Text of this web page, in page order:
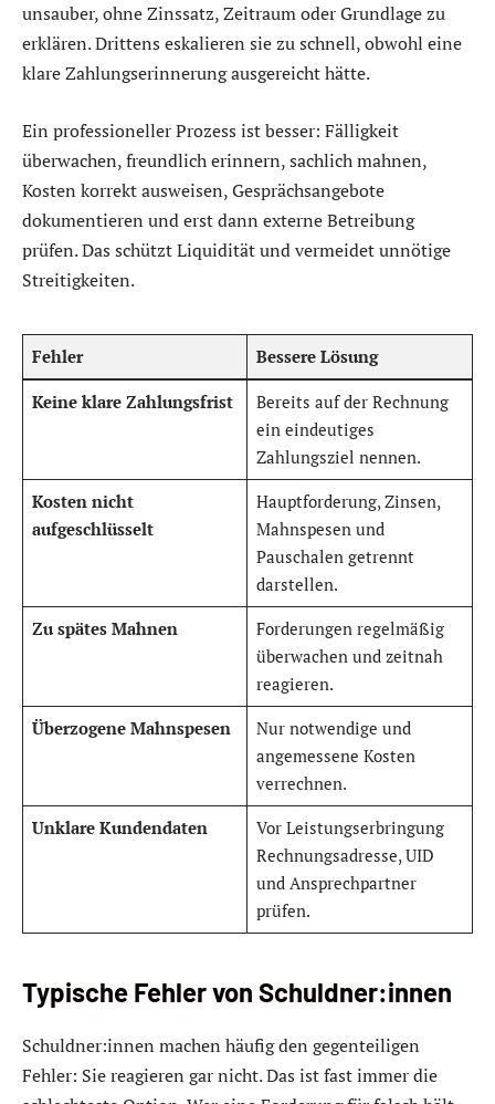
unsauber, ohne Zinssatz, Zeitraum oder Grundlage zu
erklären. Drittens eskalieren sie zu schnell, obwohl eine
klare Zahlungserinnerung ausgereicht hätte.
Ein professioneller Prozess ist besser: Fälligkeit
überwachen, freundlich erinnern, sachlich mahnen,
Kosten korrekt ausweisen, Gesprächsangebote
dokumentieren und erst dann externe Betreibung
prüfen. Das schützt Liquidität und vermeidet unnötige
Streitigkeiten.
Fehler Bessere Lösung
Keine klare Zahlungsfrist
Bereits auf der Rechnung
ein eindeutiges
Zahlungsziel nennen.
Kosten nicht
aufgeschlüsselt
Hauptforderung, Zinsen,
Mahnspesen und
Pauschalen getrennt
darstellen.
Zu spätes Mahnen
Forderungen regelmäßig
überwachen und zeitnah
reagieren.
Überzogene Mahnspesen
Nur notwendige und
angemessene Kosten
verrechnen.
Unklare Kundendaten
Vor Leistungserbringung
Rechnungsadresse, UID
und Ansprechpartner
prüfen.
Typische Fehler von Schuldner:innen
Schuldner:innen machen häufig den gegenteiligen
Fehler: Sie reagieren gar nicht. Das ist fast immer die